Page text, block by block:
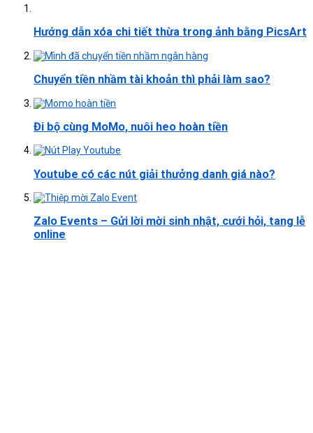
Hướng dẫn xóa chi tiết thừa trong ảnh bằng PicsArt
Chuyển tiền nhầm tài khoản thì phải làm sao?
Đi bộ cùng MoMo, nuôi heo hoàn tiền
Youtube có các nút giải thưởng danh giá nào?
Zalo Events – Gửi lời mời sinh nhật, cưới hỏi, tang lễ
online